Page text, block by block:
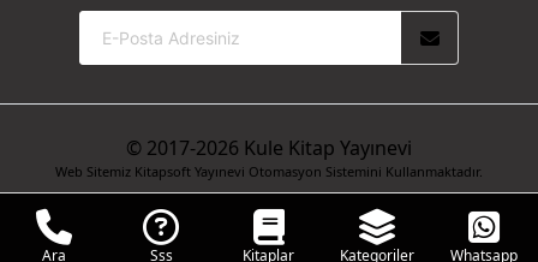
© 2017-2026 Kule Kitap Yayınevi
Web Sitemiz Kitapsoft Yayınevi Otomasyon Sistemini Kullanmaktadır.
Ara Sss Kitaplar Kategoriler Whatsapp